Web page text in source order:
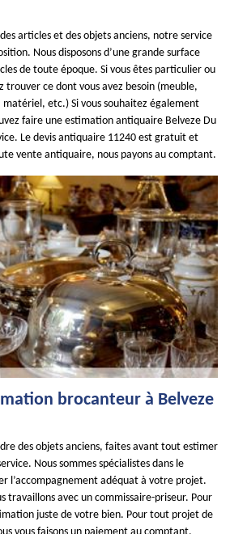
articles et des objets anciens, notre service
Nous disposons d’une grande surface
de toute époque. Si vous êtes particulier ou
trouver ce dont vous avez besoin (meuble,
etc.) Si vous souhaitez également
faire une estimation antiquaire Belveze Du
Le devis antiquaire 11240 est gratuit et
vente antiquaire, nous payons au comptant.
brocanteur à Belveze
des objets anciens, faites avant tout estimer
Nous sommes spécialistes dans le
l’accompagnement adéquat à votre projet.
travaillons avec un commissaire-priseur. Pour
juste de votre bien. Pour tout projet de